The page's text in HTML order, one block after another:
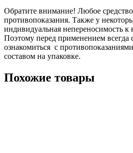
Обратите внимание! Любое
противопоказания. Также у
индивидуальная непереносимость
Поэтому перед применением всегда
ознакомиться с
составом на упаковке.
Похожие товары